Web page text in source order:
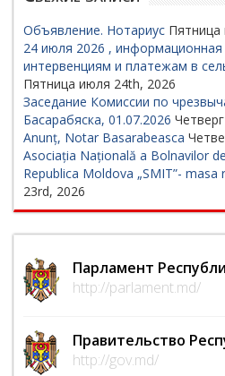
Объявление. Нотариус Пятница
24 июля 2026 , информационная
интервенциям и платежам в
Пятница июля 24th, 2026
Заседание Комиссии по
Басарабяска, 01.07.2026
Anunț, Notar Basarabeasca
Asociația Națională a Bolnavilor
Republica Moldova „SMIT”- masa
23rd, 2026
Парламент
http://parlament.md/
Правительство
http://gov.md/